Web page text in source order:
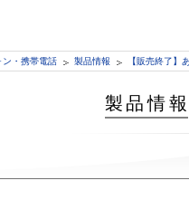
ン・携帯電話 製品情報 【販売終了】
製品情報